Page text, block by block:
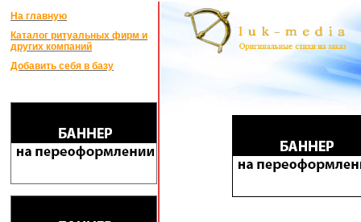
На главную
Каталог ритуальных фирм и
других компаний
Добавить себя в базу